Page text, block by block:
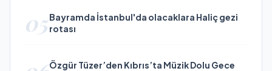
05Bayramda İstanbul'da olacaklara Haliç gezi
rotası
Özgür Tüzer’den Kıbrıs’ta Müzik Dolu Gece